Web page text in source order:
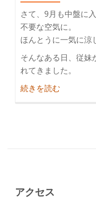
さて、9月も中盤に
不要な空気に。
ほんとうに一気に涼
そんなある日、従妹
れてきました。
続きを読む
あ
アクセス